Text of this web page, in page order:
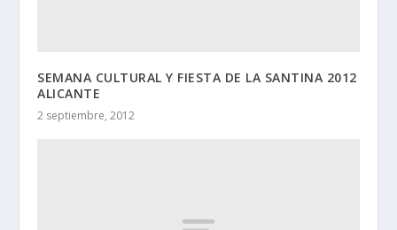
SEMANA CULTURAL Y FIESTA DE LA SANTINA 2012
ALICANTE
2 septiembre, 2012